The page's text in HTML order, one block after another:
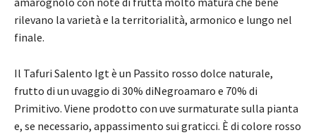
rilevano la varietà e la territorialità, armonico e lungo nel
finale.
Il Tafuri Salento Igt è un Passito rosso dolce naturale,
frutto di un uvaggio di 30% diNegroamaro e 70% di
Primitivo. Viene prodotto con uve surmaturate sulla pianta
e, se necessario, appassimento sui graticci. È di colore rosso